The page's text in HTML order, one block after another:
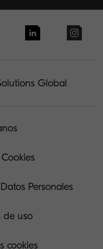
Global
Personales
de uso
cookies